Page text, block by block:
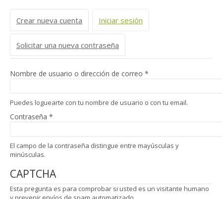
Solapas principales
Crear nueva cuenta Iniciar sesión
Solicitar una nueva contraseña
Nombre de usuario o dirección de correo *
Puedes loguearte con tu nombre de usuario o con tu email.
Contraseña *
El campo de la contraseña distingue entre mayúsculas y
minúsculas.
CAPTCHA
Esta pregunta es para comprobar si usted es un visitante humano